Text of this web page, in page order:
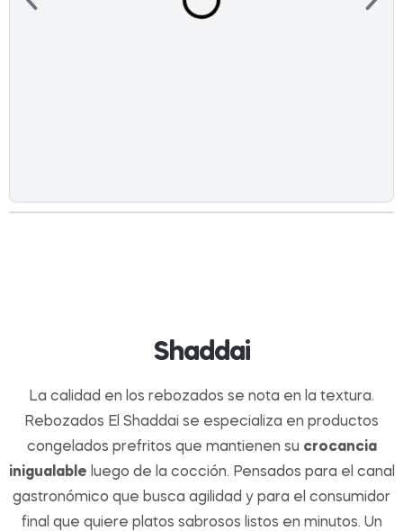
Shaddai
La calidad en los rebozados se nota en la textura.
Rebozados El Shaddai se especializa en productos
congelados prefritos que mantienen su crocancia
inigualable luego de la cocción. Pensados para el canal
gastronómico que busca agilidad y para el consumidor
final que quiere platos sabrosos listos en minutos. Un